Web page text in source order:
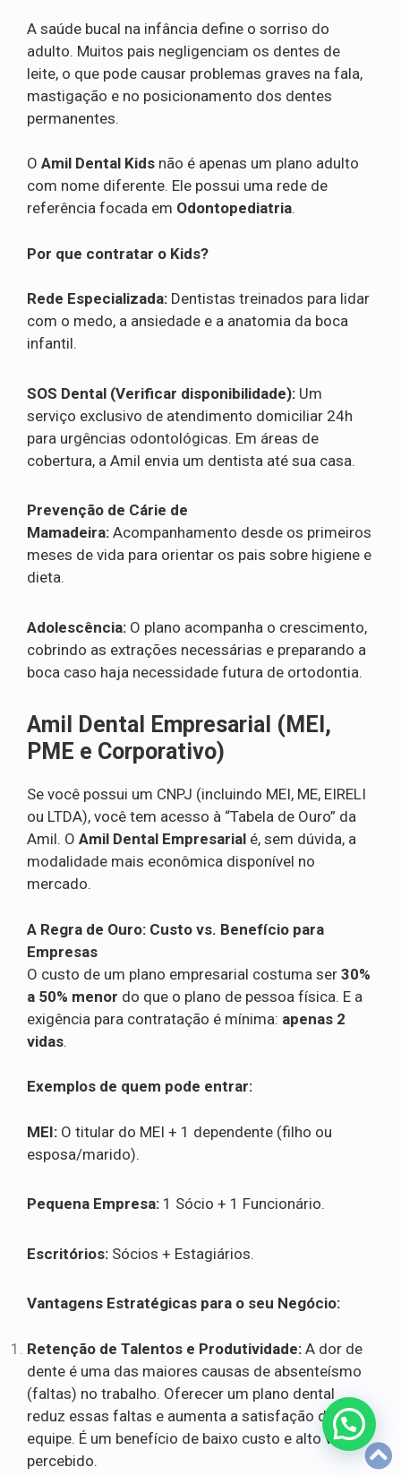
A saúde bucal na infância define o sorriso do
adulto. Muitos pais negligenciam os dentes de
leite, o que pode causar problemas graves na fala,
mastigação e no posicionamento dos dentes
permanentes.
O Amil Dental Kids não é apenas um plano adulto
com nome diferente. Ele possui uma rede de
referência focada em Odontopediatria.
Por que contratar o Kids?
Rede Especializada: Dentistas treinados para lidar
com o medo, a ansiedade e a anatomia da boca
infantil.
SOS Dental (Verificar disponibilidade): Um
serviço exclusivo de atendimento domiciliar 24h
para urgências odontológicas. Em áreas de
cobertura, a Amil envia um dentista até sua casa.
Prevenção de Cárie de
Mamadeira: Acompanhamento desde os primeiros
meses de vida para orientar os pais sobre higiene e
dieta.
Adolescência: O plano acompanha o crescimento,
cobrindo as extrações necessárias e preparando a
boca caso haja necessidade futura de ortodontia.
Amil Dental Empresarial (MEI,
PME e Corporativo)
Se você possui um CNPJ (incluindo MEI, ME, EIRELI
ou LTDA), você tem acesso à “Tabela de Ouro” da
Amil. O Amil Dental Empresarial é, sem dúvida, a
modalidade mais econômica disponível no
mercado.
A Regra de Ouro: Custo vs. Benefício para
Empresas
O custo de um plano empresarial costuma ser 30%
a 50% menor do que o plano de pessoa física. E a
exigência para contratação é mínima: apenas 2
vidas.
Exemplos de quem pode entrar:
MEI: O titular do MEI + 1 dependente (filho ou
esposa/marido).
Pequena Empresa: 1 Sócio + 1 Funcionário.
Escritórios: Sócios + Estagiários.
Vantagens Estratégicas para o seu Negócio:
Retenção de Talentos e Produtividade: A dor de
dente é uma das maiores causas de absenteísmo
(faltas) no trabalho. Oferecer um plano dental
reduz essas faltas e aumenta a satisfação da
equipe. É um benefício de baixo custo e alto valor
percebido.